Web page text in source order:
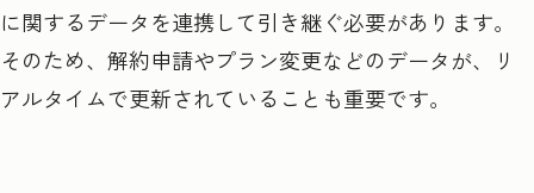
に関するデータを連携して引き継ぐ必要があります。
そのため、解約申請やプラン変更などのデータが、リ
アルタイムで更新されていることも重要です。